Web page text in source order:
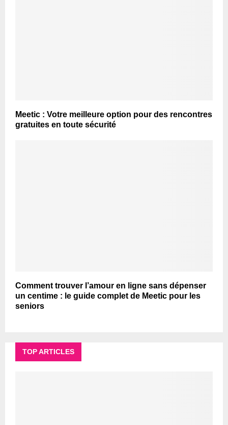
Meetic : Votre meilleure option pour des rencontres
gratuites en toute sécurité
Comment trouver l’amour en ligne sans dépenser
un centime : le guide complet de Meetic pour les
seniors
TOP ARTICLES